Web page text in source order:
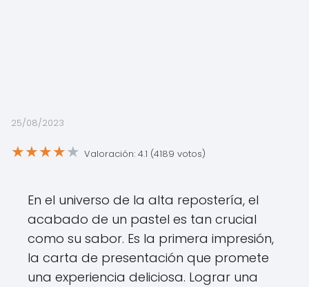
25/08/2023
★★★★★ Valoración: 4.1 (4189 votos)
En el universo de la alta repostería, el
acabado de un pastel es tan crucial
como su sabor. Es la primera impresión,
la carta de presentación que promete
una experiencia deliciosa. Lograr una